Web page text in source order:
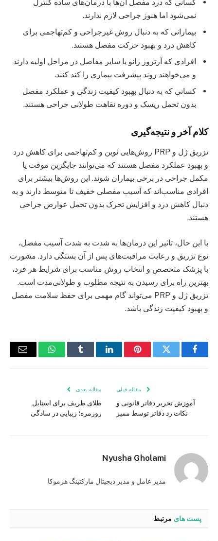
کسانی که درد مفصل آن‌ها با درمان‌های ساده کنترل
نمی‌شود اما هنوز جراحی لازم ندارند.
بیمارانی که به دنبال روش غیرجراحی و کم‌تهاجمی برای
کاهش درد و بهبود حرکت مفصل هستند.
افرادی که آرتروز زانو یا سایر مفاصل در مراحل اولیه دارند
و می‌خواهند روند پیشرفت بیماری را کند کنند.
کسانی که به دنبال بهبود کیفیت زندگی و عملکرد مفصل
بدون تحمل ریسک و دوره نقاهت طولانی جراحی هستند.
کلام آخر و نتیجه‌گیری
تزریق ژل و PRP روش‌هایی نوین و کم‌تهاجمی برای کاهش درد
و بهبود عملکرد مفصل هستند که می‌توانند جایگزین موقت یا
مکمل جراحی در برخی بیماران شوند. این روش‌ها بیشتر برای
افرادی مناسب‌اند که آسیب مفصلی خفیف تا متوسط دارند و به
دنبال کاهش درد و افزایش تحرک بدون تحمل عوارض جراحی
هستند.
با این حال، تاثیر این درمان‌ها به شدت به شدت آسیب مفصل،
نوع تزریق و رعایت مراقبت‌های پس از آن بستگی دارد. مشورت
با پزشک متخصص و انتخاب روش مناسب برای شرایط هر فرد،
بهترین راه برای رسیدن به نتیجه مطلوب و طولانی‌مدت است.
تزریق ژل و PRP می‌تواند گام مهمی برای حفظ سلامت مفصل
و بهبود کیفیت زندگی باشد.
فیس
توییتر پینترستلینکدین Tumblr واتس
ایمیل
مقاله قبلی
آموزش تحریر دفاتر قانونی و
نکات رد دفاتر توسط ممیز
مقاله بعدی
طلای ظریف برای استایل
روزمره؛ زیبایی در سادگی
Nyusha Gholami
مدیر عامل و مدیر دیجیتال مارکتینگ هرموکا
پست های مرتبط